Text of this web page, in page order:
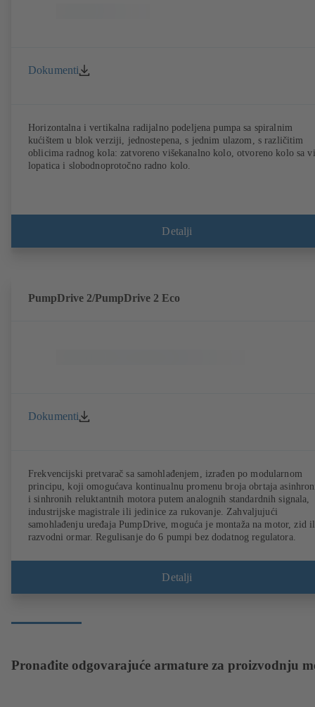
Dokumenti
Horizontalna i vertikalna radijalno podeljena pumpa sa spiralnim
kućištem u blok verziji, jednostepena, s jednim ulazom, s različitim
oblicima radnog kola: zatvoreno višekanalno kolo, otvoreno kolo sa
lopatica i slobodnoprotočno radno kolo.
Detalji
PumpDrive 2/PumpDrive 2 Eco
Dokumenti
Frekvencijski pretvarač sa samohlađenjem, izrađen po modularnom
principu, koji omogućava kontinualnu promenu broja obrtaja
i sinhronih reluktantnih motora putem analognih standardnih signala,
industrijske magistrale ili jedinice za rukovanje. Zahvaljujući
samohlađenju uređaja PumpDrive, moguća je montaža na motor, zid
razvodni ormar. Regulisanje do 6 pumpi bez dodatnog regulatora.
Detalji
Pronađite odgovarajuće armature za proizvodnju